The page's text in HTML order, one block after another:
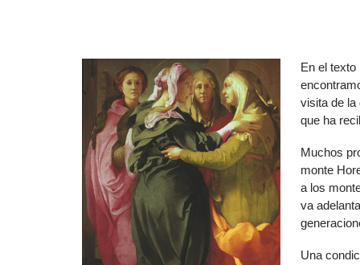
En el
visita de la
que ha
Muchos
monte
a los
va
Una